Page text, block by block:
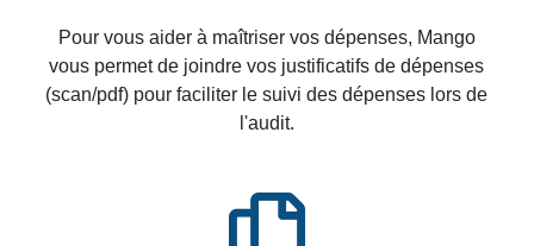
Pour vous aider à maîtriser vos dépenses, Mango
vous permet de joindre vos justificatifs de dépenses
(scan/pdf) pour faciliter le suivi des dépenses lors de
l'audit.